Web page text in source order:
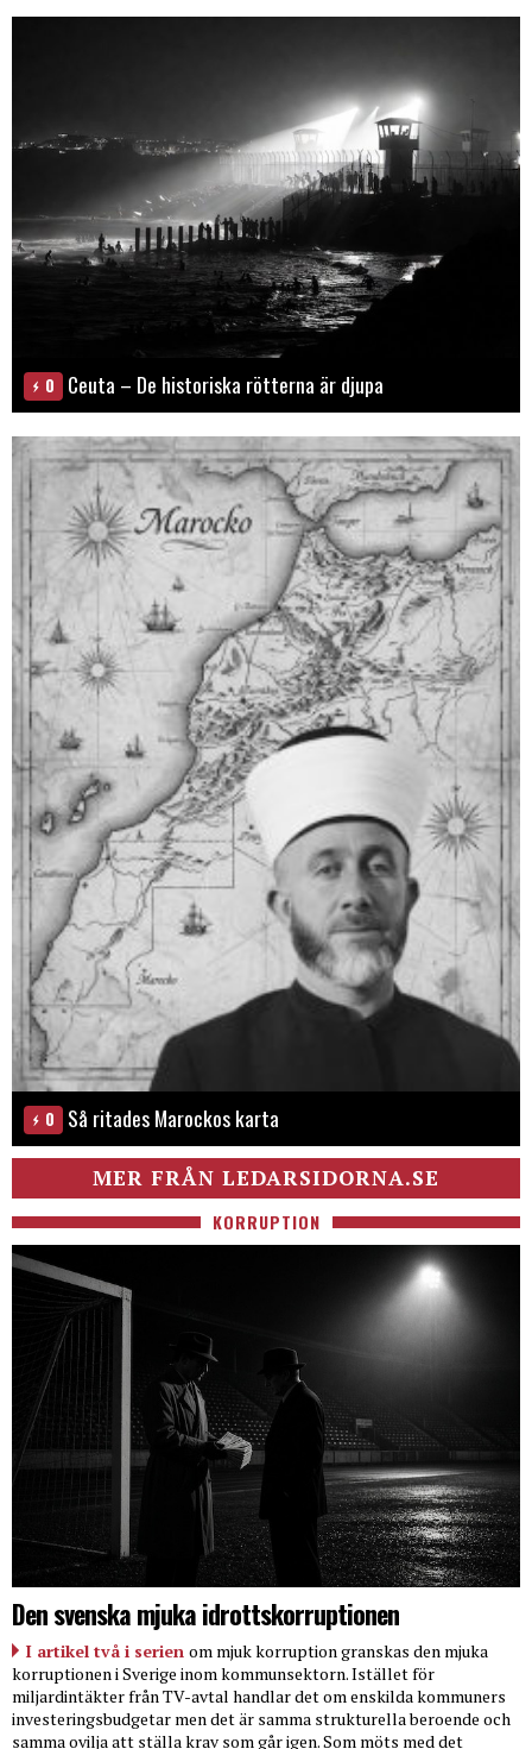
0 Ceuta – De historiska rötterna är djupa
0 Så ritades Marockos karta
MER FRÅN LEDARSIDORNA.SE
KORRUPTION
Den svenska mjuka idrottskorruptionen
I artikel två i serien om mjuk korruption granskas den mjuka
korruptionen i Sverige inom kommunsektorn. Istället för
miljardintäkter från TV-avtal handlar det om enskilda kommuners
investeringsbudgetar men det är samma strukturella beroende och
samma ovilja att ställa krav som går igen. Som möts med det